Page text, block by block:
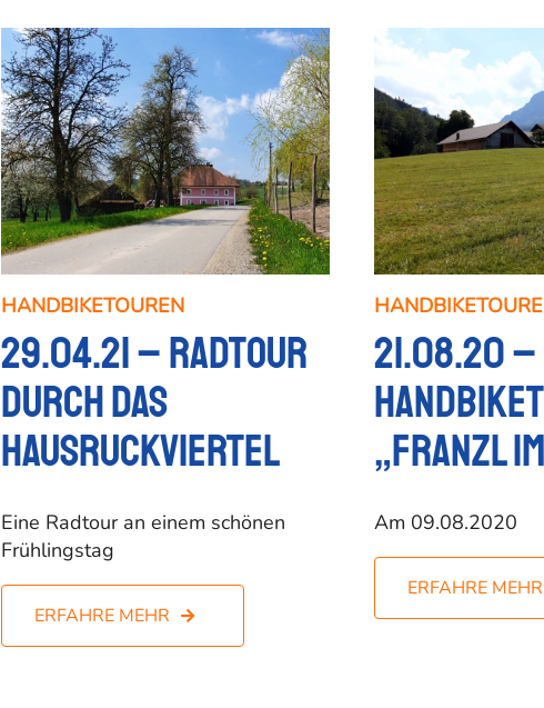
HANDBIKETOUREN
29.04.21 – Radtour
durch das
Hausruckviertel
Eine Radtour an einem schönen
Frühlingstag
ERFAHRE MEHR
21.08.20 –
„Franzl
Am 09.08.2020
ERFAHRE MEHR